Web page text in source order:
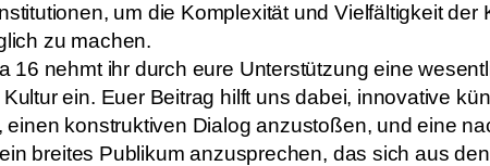
um die Komplexität und Vielfältigkeit
zu machen.
16 nehmt ihr durch eure Unterstützung eine
ein. Euer Beitrag hilft uns dabei, innovative
einen konstruktiven Dialog anzustoßen, und eine
breites Publikum anzusprechen, das sich aus